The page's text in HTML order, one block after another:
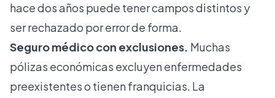
hace dos años puede tener campos distintos y
ser rechazado por error de forma.
Seguro médico con exclusiones. Muchas
pólizas económicas excluyen enfermedades
preexistentes o tienen franquicias. La